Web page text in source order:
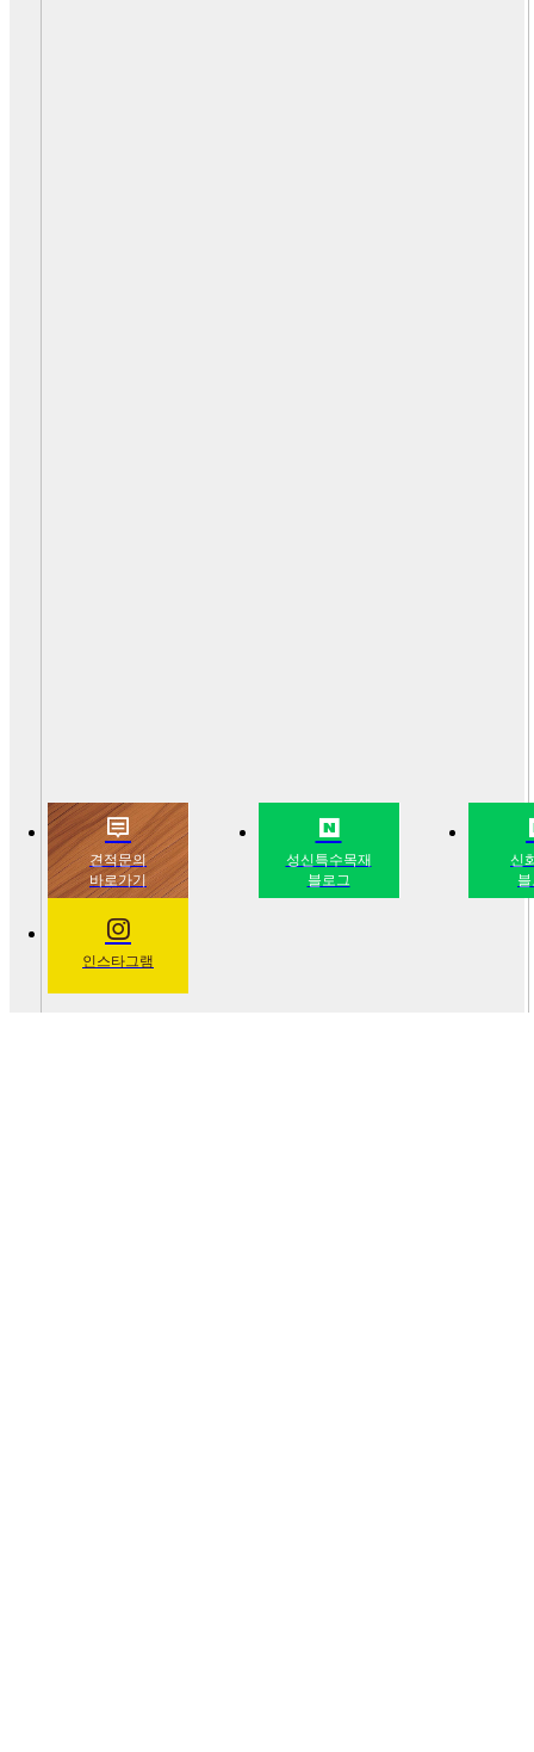
견적문의
바로가기
성신특수목재
블로그
신
인스타그램